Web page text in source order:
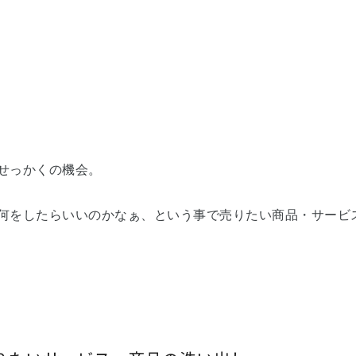
っかくの機会。
をしたらいいのかなぁ、という事で売りたい商品・サービ